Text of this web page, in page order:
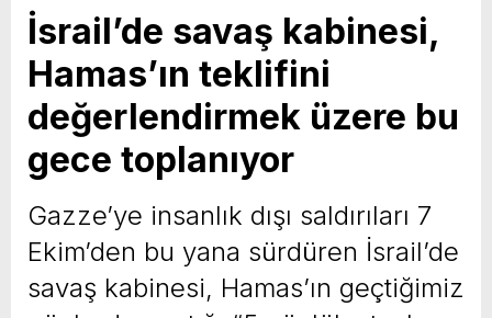
İsrail’de savaş kabinesi,
Hamas’ın teklifini
değerlendirmek üzere bu
gece toplanıyor
Gazze’ye insanlık dışı saldırıları 7
Ekim’den bu yana sürdüren İsrail’de
savaş kabinesi, Hamas’ın geçtiğimiz